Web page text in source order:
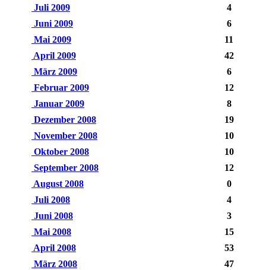
Juli 2009
4
Juni 2009
6
Mai 2009
11
April 2009
42
März 2009
6
Februar 2009
12
Januar 2009
8
Dezember 2008
19
November 2008
10
Oktober 2008
10
September 2008
12
August 2008
0
Juli 2008
4
Juni 2008
3
Mai 2008
15
April 2008
53
März 2008
47